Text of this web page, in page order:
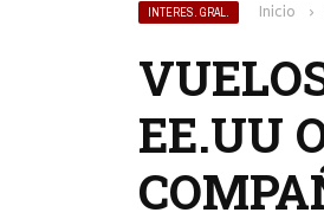
INTERES. GRAL. Inicio ›
EE.UU